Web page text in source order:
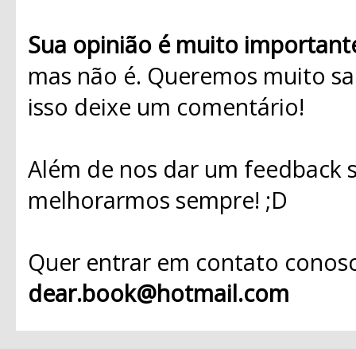
Sua opinião é muito
mas não é. Queremos muito
isso deixe um comentário!
Além de nos dar um
melhorarmos sempre! ;D
Quer entrar em contato
dear.book@hotmail.com